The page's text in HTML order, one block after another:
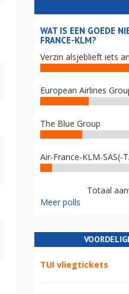
WAT IS EEN GOEDE
FRANCE-KLM?
Verzin alsjeblieft iets
European Airlines
The Blue Group
Air-France-KLM-SAS(-
Totaal
Meer polls
TUI vliegtickets